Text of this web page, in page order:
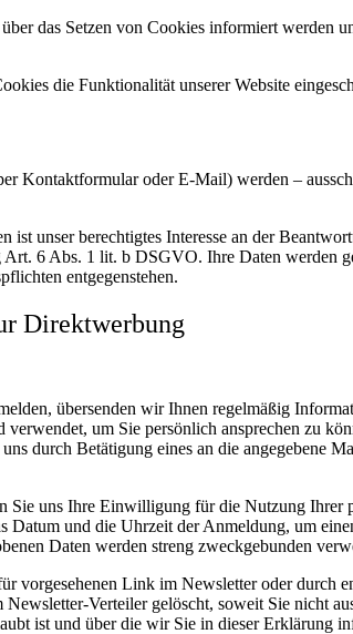
das Setzen von Cookies informiert
die Funktionalität unserer Website
Kontaktformular oder E-Mail) werden –
ist unser berechtigtes Interesse an der
6 Abs. 1 lit. b DSGVO. Ihre Daten werden
entgegenstehen.
Direktwerbung
übersenden wir Ihnen regelmäßig
um Sie persönlich ansprechen zu
durch Betätigung eines an die
Sie uns Ihre Einwilligung für die Nutzung
Datum und die Uhrzeit der Anmeldung, um
Daten werden streng zweckgebunden
vorgesehenen Link im Newsletter oder
Verteiler gelöscht, soweit Sie nicht
ist und über die wir Sie in dieser Erklärung